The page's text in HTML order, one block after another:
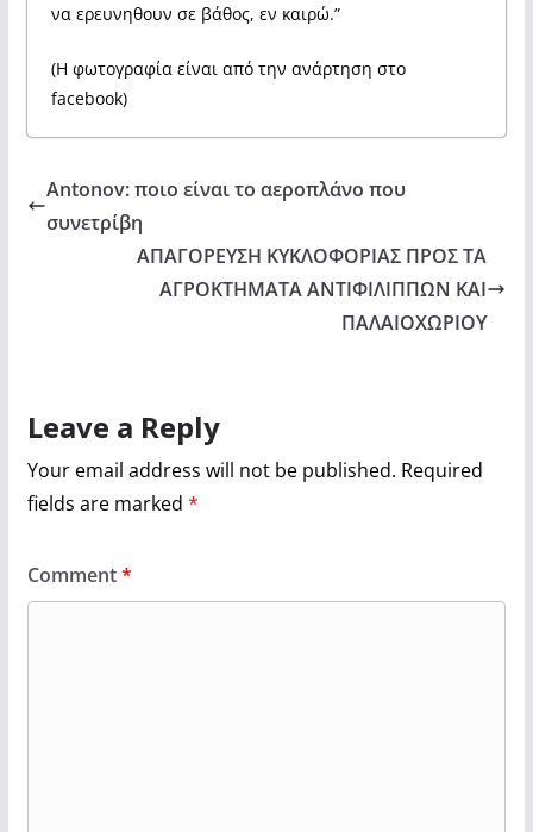
να ερευνηθουν σε βάθος, εν καιρώ.”
(Η φωτογραφία είναι από την ανάρτηση στο
facebook)
Antonov: ποιο είναι το αεροπλάνο που
συνετρίβη
ΑΠΑΓΟΡΕΥΣΗ ΚΥΚΛΟΦΟΡΙΑΣ ΠΡΟΣ ΤΑ
ΑΓΡΟΚΤΗΜΑΤΑ ΑΝΤΙΦΙΛΙΠΠΩΝ ΚΑΙ
ΠΑΛΑΙΟΧΩΡΙΟΥ
Leave a Reply
Your email address will not be published. Required
fields are marked *
Comment*